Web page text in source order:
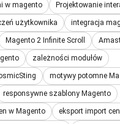
w magento Projektowanie
użytkownika integracja
Magento 2 Infinite Scroll
zależności modułów
motywy potomne
responsywne szablony Magento
w Magento eksport import